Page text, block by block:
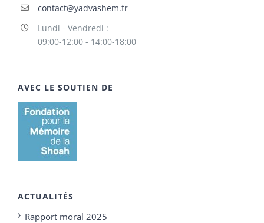
contact@yadvashem.fr
Lundi - Vendredi :
09:00-12:00 - 14:00-18:00
AVEC LE SOUTIEN DE
ACTUALITÉS
Rapport moral 2025